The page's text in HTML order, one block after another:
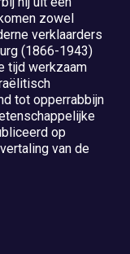
zowel
verklaarders
(1866-1943)
tijd werkzaam
tot opperrabbijn
op
van de